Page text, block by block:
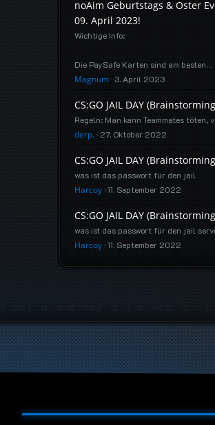
noAim Geburtstags & Oster
09. April 2023!
Wichtige Info:
Die PaySafe Karten sind am besten…
Magnum 3. April 2023
CS:GO JAIL DAY
Regeln: Man kann Teammates töten,
derp. 27. Oktober 2022
CS:GO JAIL DAY
was ist das passwort für den jail
Harcoy 11. September 2022
CS:GO JAIL DAY
was ist das passwort für den jail
Harcoy 11. September 2022